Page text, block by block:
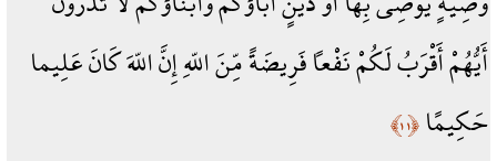
أَيُّهُمْ أَقْرَبُ لَكُمْ نَفْعاً فَرِيضَةً مِّنَ اللّهِ إِنَّ اللّهَ كَانَ عَلِيما
حَكِيمًا﴿١١﴾